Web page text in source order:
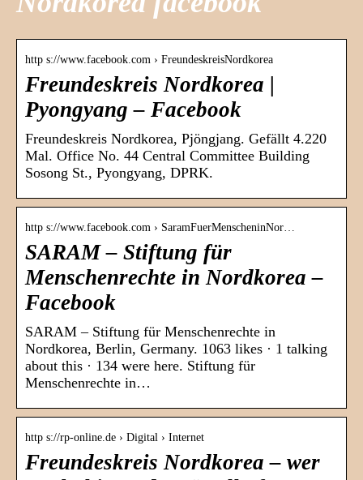
http s://www.facebook.com › FreundeskreisNordkorea
Freundeskreis Nordkorea |
Pyongyang – Facebook
Freundeskreis Nordkorea, Pjöngjang. Gefällt 4.220
Mal. Office No. 44 Central Committee Building
Sosong St., Pyongyang, DPRK.
http s://www.facebook.com › SaramFuerMenscheninNor…
SARAM – Stiftung für
Menschenrechte in Nordkorea –
Facebook
SARAM – Stiftung für Menschenrechte in
Nordkorea, Berlin, Germany. 1063 likes · 1 talking
about this · 134 were here. Stiftung für
Menschenrechte in…
http s://rp-online.de › Digital › Internet
Freundeskreis Nordkorea – wer